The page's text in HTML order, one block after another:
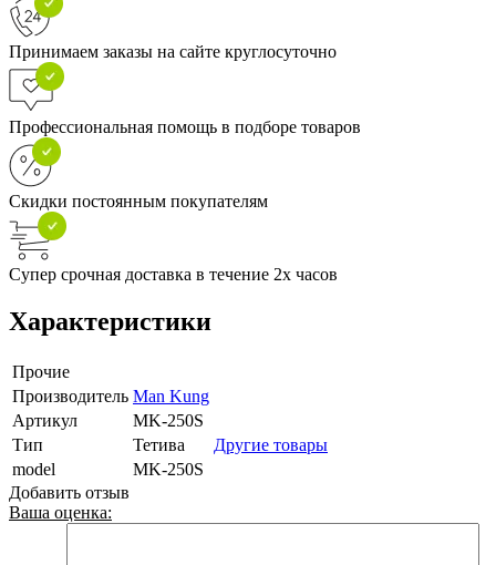
Принимаем заказы на сайте круглосуточно
Профессиональная помощь в подборе товаров
Скидки постоянным покупателям
Супер срочная доставка в течение 2х часов
Характеристики
Прочие
Производитель Man Kung
Артикул
MK-250S
Тип
Тетива
Другие товары
model
MK-250S
Добавить отзыв
Ваша оценка: